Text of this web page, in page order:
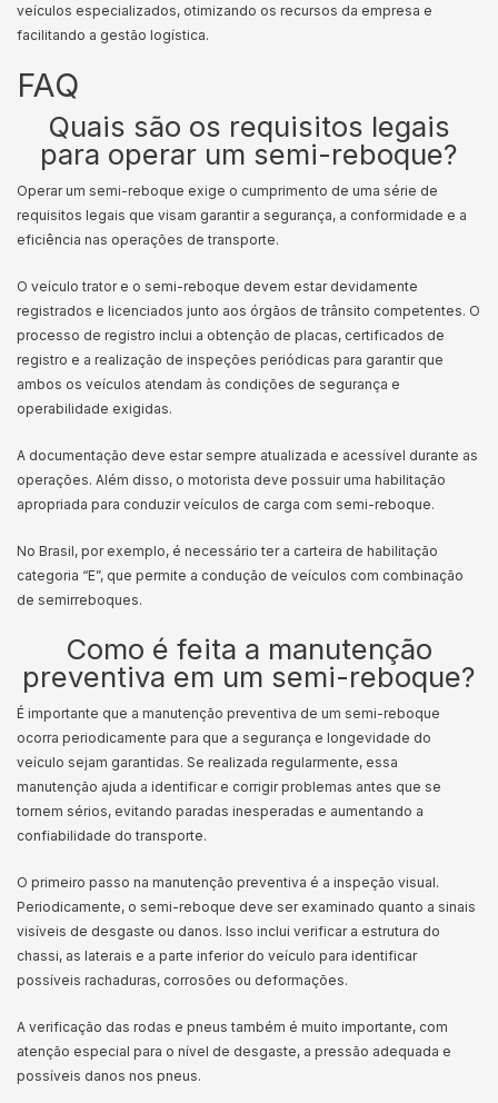
veículos especializados, otimizando os recursos da empresa e
facilitando a gestão logística.
FAQ
Quais são os requisitos legais
para operar um semi-reboque?
Operar um semi-reboque exige o cumprimento de uma série de
requisitos legais que visam garantir a segurança, a conformidade e a
eficiência nas operações de transporte.
O veículo trator e o semi-reboque devem estar devidamente
registrados e licenciados junto aos órgãos de trânsito competentes. O
processo de registro inclui a obtenção de placas, certificados de
registro e a realização de inspeções periódicas para garantir que
ambos os veículos atendam às condições de segurança e
operabilidade exigidas.
A documentação deve estar sempre atualizada e acessível durante as
operações. Além disso, o motorista deve possuir uma habilitação
apropriada para conduzir veículos de carga com semi-reboque.
No Brasil, por exemplo, é necessário ter a carteira de habilitação
categoria “E”, que permite a condução de veículos com combinação
de semirreboques.
Como é feita a manutenção
preventiva em um semi-reboque?
É importante que a manutenção preventiva de um semi-reboque
ocorra periodicamente para que a segurança e longevidade do
veículo sejam garantidas. Se realizada regularmente, essa
manutenção ajuda a identificar e corrigir problemas antes que se
tornem sérios, evitando paradas inesperadas e aumentando a
confiabilidade do transporte.
O primeiro passo na manutenção preventiva é a inspeção visual.
Periodicamente, o semi-reboque deve ser examinado quanto a sinais
visíveis de desgaste ou danos. Isso inclui verificar a estrutura do
chassi, as laterais e a parte inferior do veículo para identificar
possíveis rachaduras, corrosões ou deformações.
A verificação das rodas e pneus também é muito importante, com
atenção especial para o nível de desgaste, a pressão adequada e
possíveis danos nos pneus.